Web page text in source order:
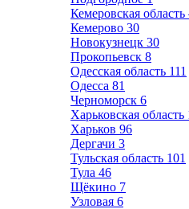
Кемеровская
Кемерово 30
Новокузнецк 30
Прокопьевск 8
Одесская область 111
Одесса 81
Черноморск 6
Харьковская область
Харьков 96
Дергачи 3
Тульская область 101
Тула 46
Щёкино 7
Узловая 6